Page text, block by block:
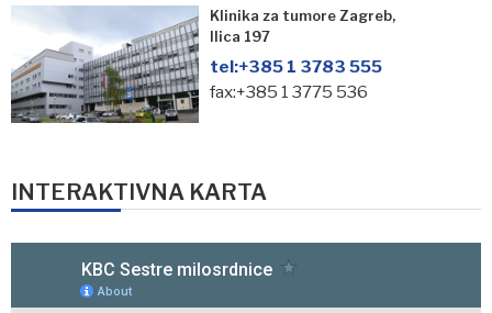
Klinika za tumore Zagreb,
Ilica 197
tel:+385 1 3783 555
fax:+385 1 3775 536
INTERAKTIVNA KARTA